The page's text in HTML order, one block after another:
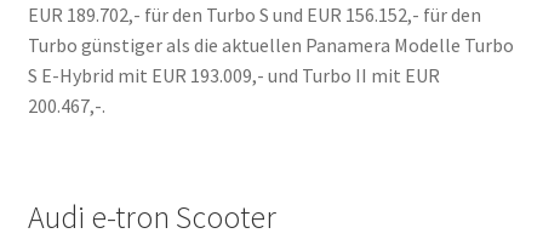
EUR 189.702,- für den Turbo S und EUR 156.152,- für den
Turbo günstiger als die aktuellen Panamera Modelle Turbo
S E-Hybrid mit EUR 193.009,- und Turbo II mit EUR
200.467,-.
Audi e-tron Scooter